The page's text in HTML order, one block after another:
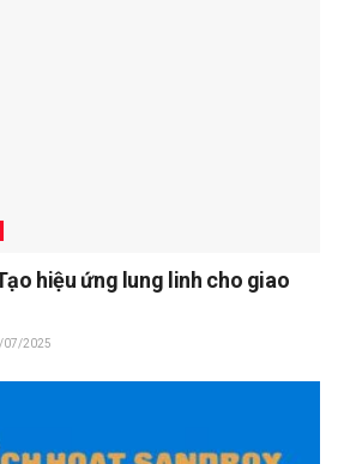
hiệu ứng lung linh cho giao
07/2025